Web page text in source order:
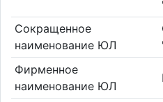
Сокращенное
наименование ЮЛ
Фирменное
наименование ЮЛ